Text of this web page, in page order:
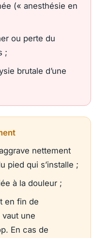
(« anesthésie en
ou perte du
;
brutale d’une
nettement
pied qui s’installe ;
à la douleur ;
en fin de
une
En cas de